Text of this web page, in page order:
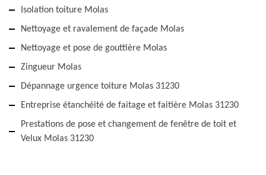
Isolation toiture Molas
Nettoyage et ravalement de façade Molas
Nettoyage et pose de gouttière Molas
Zingueur Molas
Dépannage urgence toiture Molas 31230
Entreprise étanchéité de faitage et faitière Molas 31230
Prestations de pose et changement de fenêtre de toit et
Velux Molas 31230